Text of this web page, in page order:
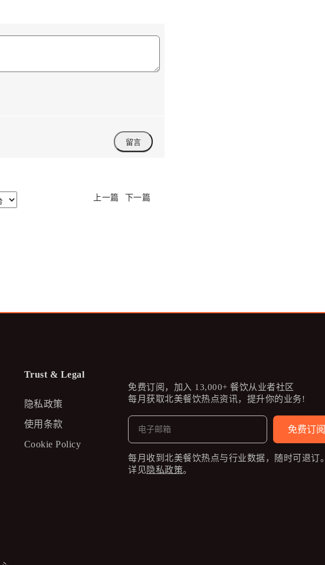
上一篇 下一篇
Trust & Legal
隐私政策
使用条款
Cookie Policy
免费订阅，加入 13,000+ 餐饮从业者社区
每月获取北美餐饮热点资讯，提升你的业务!
免费订阅
每月收到北美餐饮热点与行业数据，随时可退订。
详见隐私政策。